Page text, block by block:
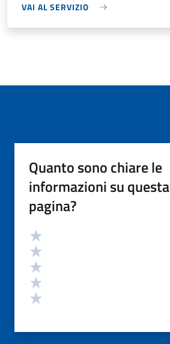
VAI AL SERVIZIO
Quanto sono chiare le
informazioni su questa
pagina?
Valutazione